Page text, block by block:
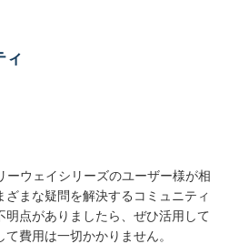
ィ
ーウェイシリーズのユーザー様が相
まな疑問を解決するコミュニティ
明点がありましたら、ぜひ活用して
費用は一切かかりません。